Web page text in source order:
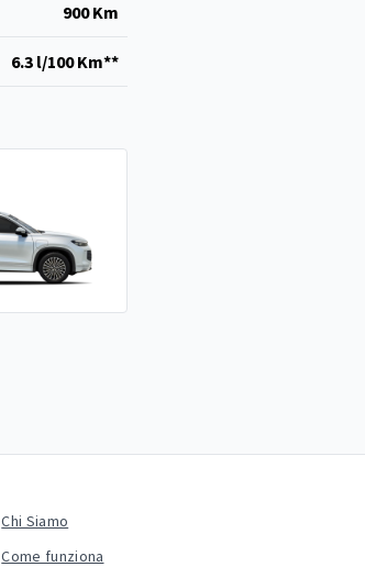
900 Km
6.3 l/100 Km**
Chi Siamo
Come funziona